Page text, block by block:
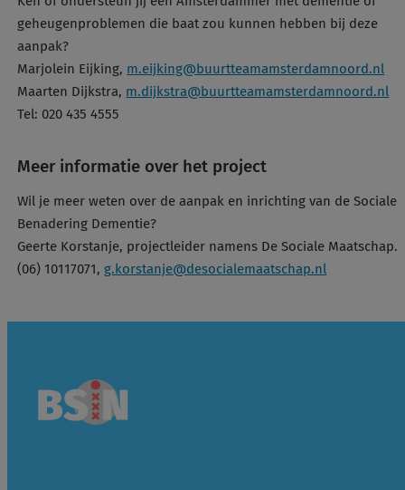
geheugenproblemen die baat zou kunnen hebben bij deze
aanpak?
Marjolein Eijking, m.eijking@buurtteamamsterdamnoord.nl
Maarten Dijkstra, m.dijkstra@buurtteamamsterdamnoord.nl
Tel: 020 435 4555
Meer informatie over het project
Wil je meer weten over de aanpak en inrichting van de Sociale
Benadering Dementie?
Geerte Korstanje, projectleider namens De Sociale Maatschap.
(06) 10117071,g.korstanje@desocialemaatschap.nl